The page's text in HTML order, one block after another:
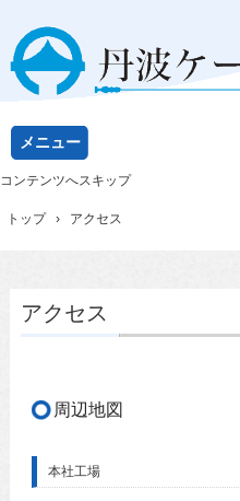
メニュー
コンテンツへスキップ
トップ › アクセス
アクセス
周辺地図
本社工場